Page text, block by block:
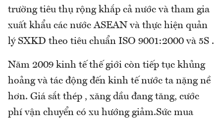
trường tiêu thụ rộng khắp cả nước và tham gia
xuất khẩu các nước ASEAN và thực hiện quản
lý SXKD theo tiêu chuẩn ISO 9001:2000 và 5S .
Năm 2009 kinh tế thế giới còn tiếp tục khủng
hoảng và tác động đến kinh tế nước ta nặng nề
hơn. Giá sắt thép , xăng dầu đang tăng, cước
phí vận chuyển có xu hướng giảm.Sức mua